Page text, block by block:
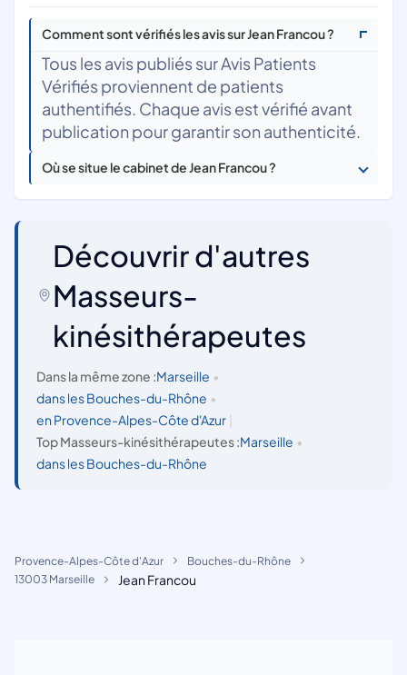
Comment sont vérifiés les avis sur Jean Francou ?
Tous les avis publiés sur Avis Patients
Vérifiés proviennent de patients
authentifiés. Chaque avis est vérifié avant
publication pour garantir son authenticité.
Où se situe le cabinet de Jean Francou ?
Découvrir d'autres
Masseurs-
kinésithérapeutes
Dans la même zone :Marseille •
dans les Bouches-du-Rhône •
en Provence-Alpes-Côte d'Azur
Top Masseurs-kinésithérapeutes :Marseille •
dans les Bouches-du-Rhône
Provence-Alpes-Côte d'Azur
Bouches-du-Rhône
13003 Marseille
Jean Francou